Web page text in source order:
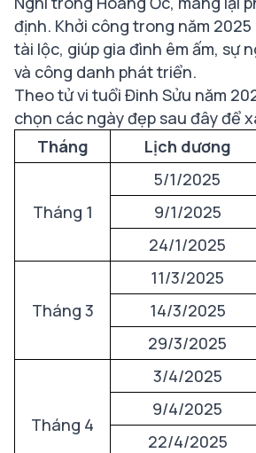
định. Khởi công trong năm
tài lộc, giúp gia đình êm ấm, sự
và công danh phát triển.
Theo tử vi tuổi Đinh Sửu năm
chọn các ngày đẹp sau đây để
Tháng
Lịch dương
Tháng 1
5/1/2025
9/1/2025
24/1/2025
Tháng 3
11/3/2025
14/3/2025
29/3/2025
Tháng 4
3/4/2025
9/4/2025
22/4/2025